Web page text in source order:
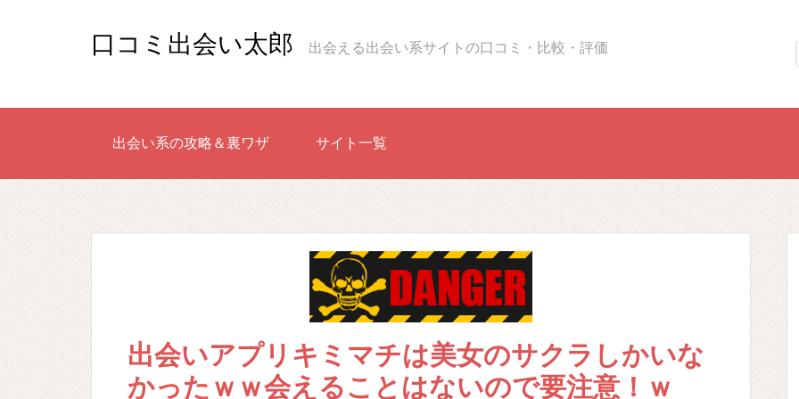
口コミ出会い太郎 出会える出会い系サイトの口コミ・比較・評価
出会い系の攻略＆裏ワザ サイト一覧
出会いアプリキミマチは美女のサクラしかいな
かったｗｗ会えることはないので要注意！ｗ